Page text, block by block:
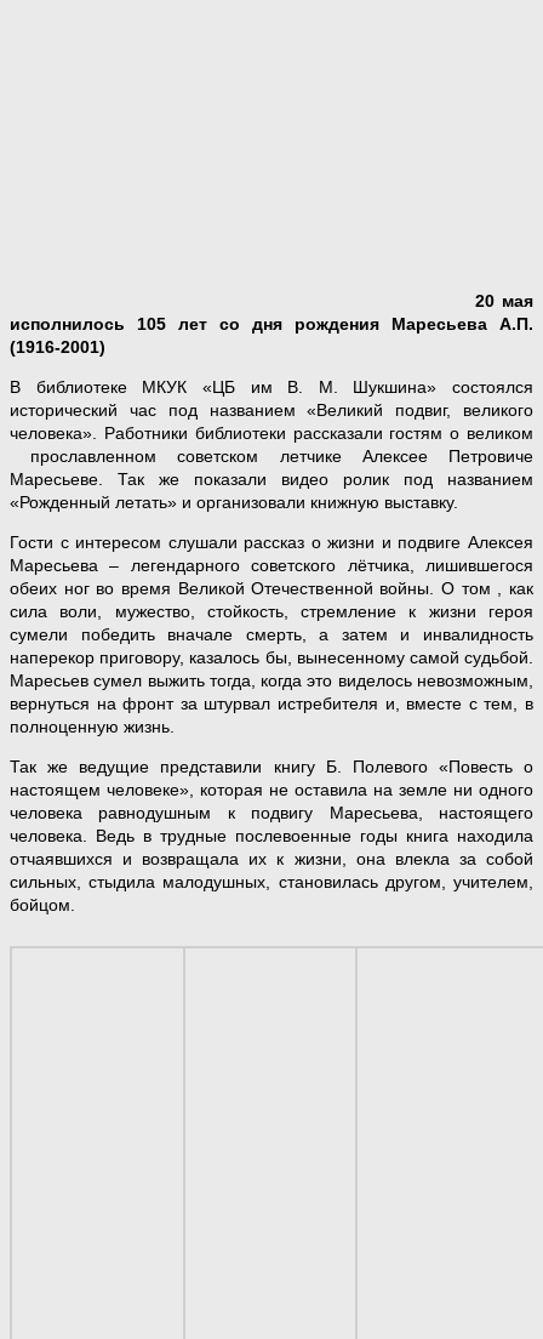
20 мая
исполнилось
105 лет со дня рождения Маресьева А.П.
(1916-2001)
В библиотеке МКУК «ЦБ им В. М. Шукшина» состоялся
исторический час под названием «Великий подвиг, великого
человека». Работники библиотеки рассказали гостям о великом
прославленном советском летчике Алексее Петровиче
Маресьеве. Так же показали видео ролик под названием
«Рожденный летать» и организовали книжную выставку.
Гости с интересом слушали рассказ о жизни и подвиге Алексея
Маресьева – легендарного советского лётчика, лишившегося
обеих ног во время Великой Отечественной войны. О том , как
сила воли, мужество, стойкость, стремление к жизни героя
сумели победить вначале смерть, а затем и инвалидность
наперекор приговору, казалось бы, вынесенному самой судьбой.
Маресьев сумел выжить тогда, когда это виделось невозможным,
вернуться на фронт за штурвал истребителя и, вместе с тем, в
полноценную жизнь.
Так же ведущие представили книгу Б. Полевого «Повесть о
настоящем человеке», которая не оставила на земле ни одного
человека равнодушным к подвигу Маресьева, настоящего
человека. Ведь в трудные послевоенные годы книга находила
отчаявшихся и возвращала их к жизни, она влекла за собой
сильных, стыдила малодушных, становилась другом, учителем,
бойцом.